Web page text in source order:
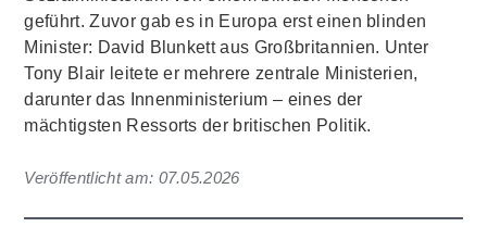
geführt. Zuvor gab es in Europa erst einen blinden
Minister: David Blunkett aus Großbritannien. Unter
Tony Blair leitete er mehrere zentrale Ministerien,
darunter das Innenministerium – eines der
mächtigsten Ressorts der britischen Politik.
Veröffentlicht am: 07.05.2026